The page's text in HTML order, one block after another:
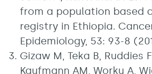
from a population based
registry in Ethiopia.
Epidemiology, 53: 93-8
Gizaw M, Teka B, Ruddies
Kaufmann AM, Worku A,